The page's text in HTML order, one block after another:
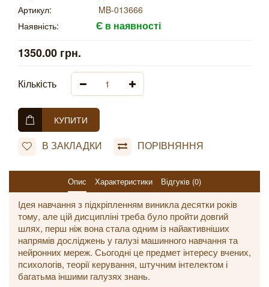
Артикул:
MB-013666
Наявність:
Є в наявності
1350.00 грн.
Кількість
КУПИТИ
В ЗАКЛАДКИ ПОРІВНЯННЯ
Опис Характеристики Відгуків (0)
Ідея навчання з підкріпленням виникла десятки років
тому, але цій дисципліні треба було пройти довгий
шлях, перш ніж вона стала одним із найактивніших
напрямів досліджень у галузі машинного навчання та
нейронних мереж. Сьогодні це предмет інтересу вчених,
психологів, теорії керування, штучним інтелектом і
багатьма іншими галузях знань.